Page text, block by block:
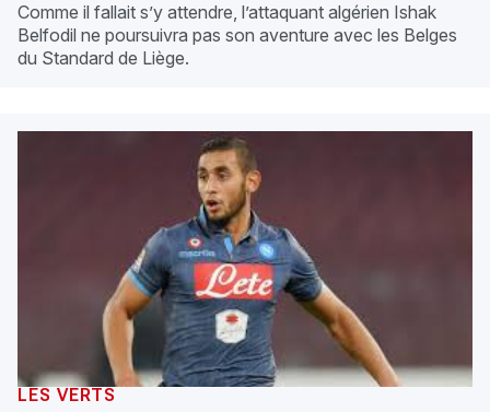
Comme il fallait s’y attendre, l’attaquant algérien Ishak
Belfodil ne poursuivra pas son aventure avec les Belges
du Standard de Liège.
LES VERTS